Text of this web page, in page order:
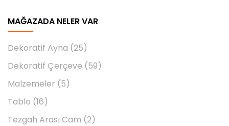
MAĞAZADA NELER VAR
Dekoratif Ayna (25)
Dekoratif Çerçeve (59)
Malzemeler (5)
Tablo (16)
Tezgah Arası Cam (2)